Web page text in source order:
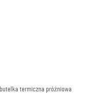
butelka termiczna próżniowa